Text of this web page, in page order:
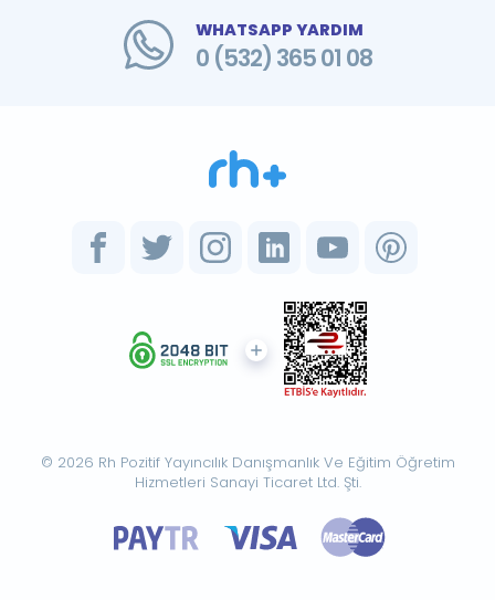
WHATSAPP YARDIM
0 (532) 365 01 08
© 2026 Rh Pozitif Yayıncılık Danışmanlık Ve Eğitim Öğretim
Hizmetleri Sanayi Ticaret Ltd. Şti.